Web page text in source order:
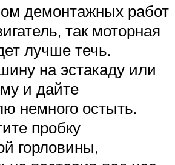
демонтажных работ
так моторная
лучше течь.
на эстакаду или
и дайте
немного остыть.
пробку
горловины,